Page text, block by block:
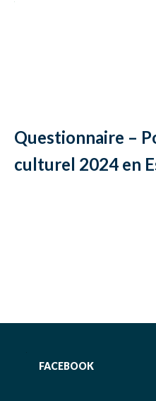
Questionnaire –
culturel 2024 en
FACEBOOK